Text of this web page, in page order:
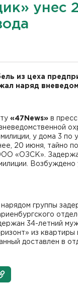
унес
из цеха
наряд
«47News» в
у дома 3 по
20 июня, тайно
«ОЗСК».
Возбуждено
группы
34-летний
из
доставлен в